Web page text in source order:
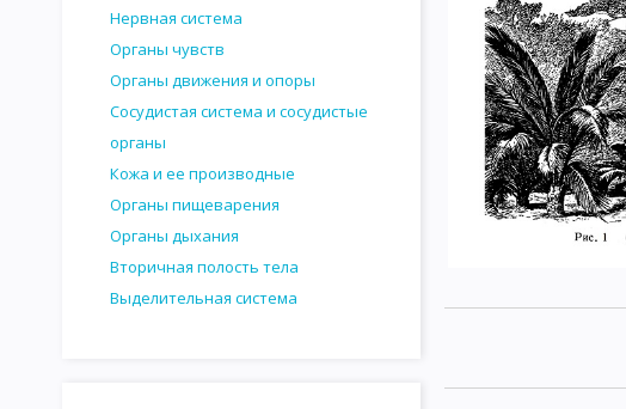
Нервная система
Органы чувств
Органы движения и опоры
Сосудистая система и сосудистые
органы
Кожа и ее производные
Органы пищеварения
Органы дыхания
Вторичная полость тела
Выделительная система